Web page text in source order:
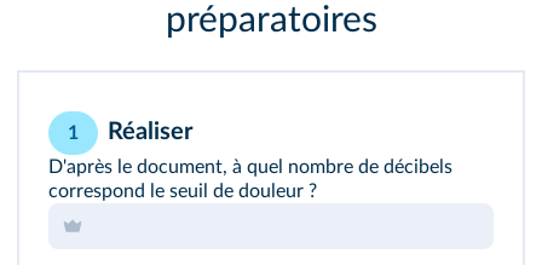
préparatoires
1 Réaliser
D'après le document, à quel nombre de décibels
correspond le seuil de douleur ?